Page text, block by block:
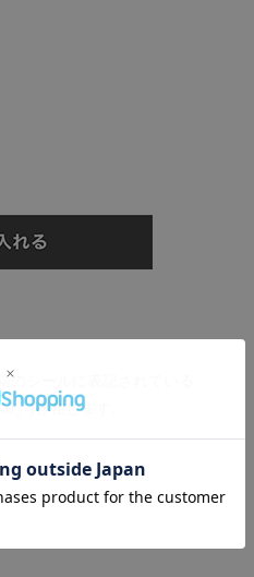
のシールに表記されている
」)存在します。